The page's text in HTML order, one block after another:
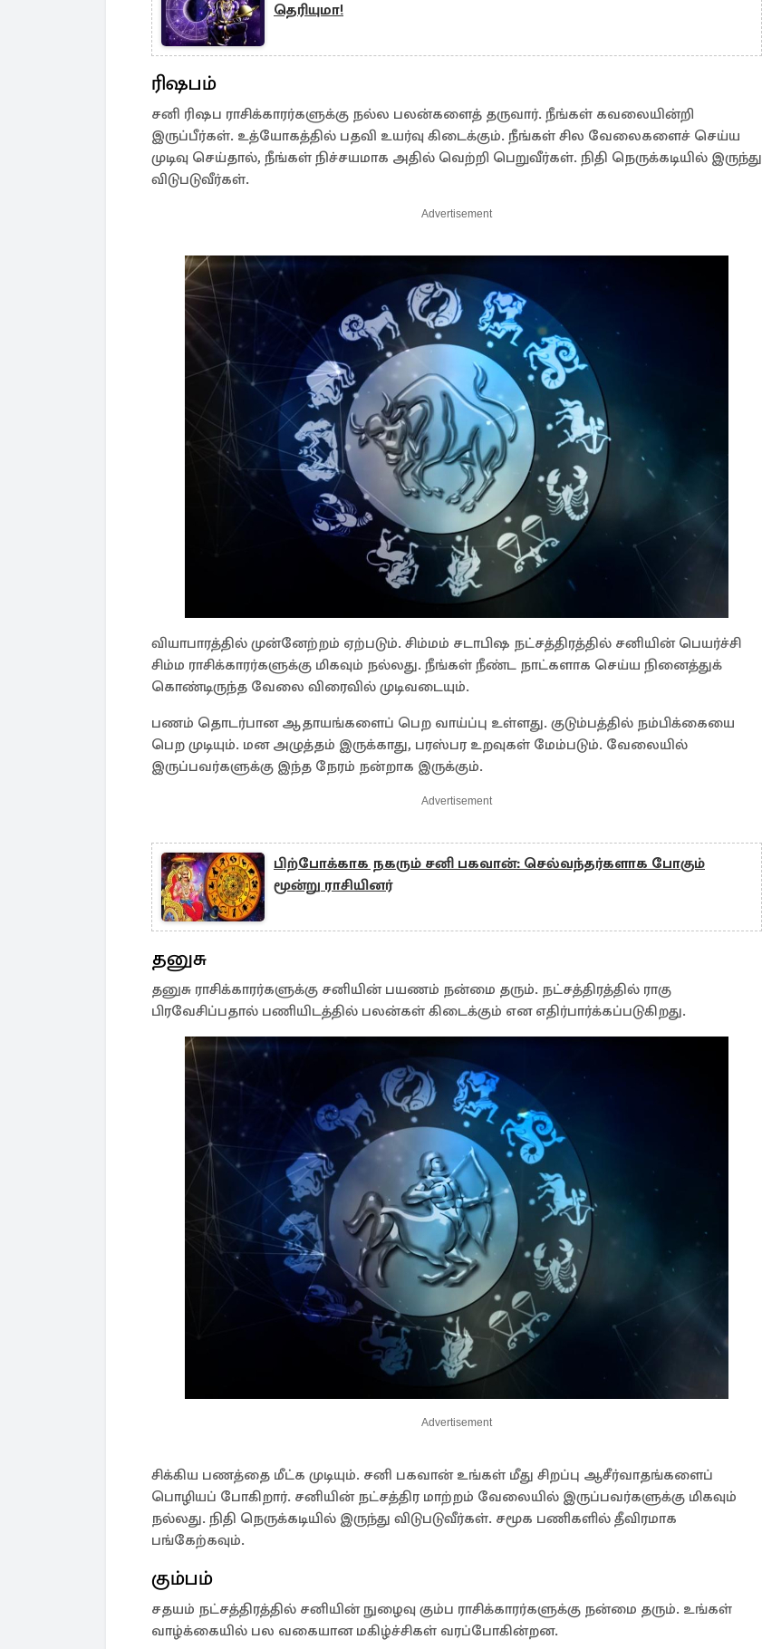
தெரியுமா!
ரிஷபம்
சனி ரிஷப ராசிக்காரர்களுக்கு நல்ல பலன்களைத் தருவார். நீங்கள் கவலையின்றி
இருப்பீர்கள். உத்யோகத்தில் பதவி உயர்வு கிடைக்கும். நீங்கள் சில வேலைகளைச் செய்ய
முடிவு செய்தால், நீங்கள் நிச்சயமாக அதில் வெற்றி பெறுவீர்கள். நிதி நெருக்கடியில் இருந்து
விடுபடுவீர்கள்.
Advertisement
வியாபாரத்தில் முன்னேற்றம் ஏற்படும். சிம்மம் சடாபிஷ நட்சத்திரத்தில் சனியின் பெயர்ச்சி
சிம்ம ராசிக்காரர்களுக்கு மிகவும் நல்லது. நீங்கள் நீண்ட நாட்களாக செய்ய நினைத்துக்
கொண்டிருந்த வேலை விரைவில் முடிவடையும்.
பணம் தொடர்பான ஆதாயங்களைப் பெற வாய்ப்பு உள்ளது. குடும்பத்தில் நம்பிக்கையை
பெற முடியும். மன அழுத்தம் இருக்காது, பரஸ்பர உறவுகள் மேம்படும். வேலையில்
இருப்பவர்களுக்கு இந்த நேரம் நன்றாக இருக்கும்.
Advertisement
பிற்போக்காக நகரும் சனி பகவான்: செல்வந்தர்களாக போகும்
மூன்று ராசியினர்
தனுசு
தனுசு ராசிக்காரர்களுக்கு சனியின் பயணம் நன்மை தரும். நட்சத்திரத்தில் ராகு
பிரவேசிப்பதால் பணியிடத்தில் பலன்கள் கிடைக்கும் என எதிர்பார்க்கப்படுகிறது.
Advertisement
சிக்கிய பணத்தை மீட்க முடியும். சனி பகவான் உங்கள் மீது சிறப்பு ஆசீர்வாதங்களைப்
பொழியப் போகிறார். சனியின் நட்சத்திர மாற்றம் வேலையில் இருப்பவர்களுக்கு மிகவும்
நல்லது. நிதி நெருக்கடியில் இருந்து விடுபடுவீர்கள். சமூக பணிகளில் தீவிரமாக
பங்கேற்கவும்.
கும்பம்
சதயம் நட்சத்திரத்தில் சனியின் நுழைவு கும்ப ராசிக்காரர்களுக்கு நன்மை தரும். உங்கள்
வாழ்க்கையில் பல வகையான மகிழ்ச்சிகள் வரப்போகின்றன.